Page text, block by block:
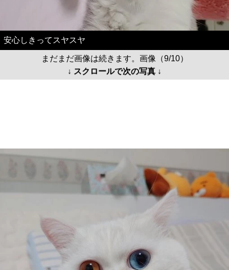
安心しきってスヤスヤ
まだまだ画像は続きます。画像（9/10）
↓ スクロールで次の写真 ↓